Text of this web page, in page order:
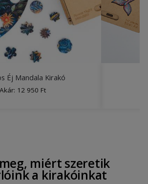
Éj Mandala Kirakó
Akár: 12 950 Ft
miért szeretik
a kirakóinkat